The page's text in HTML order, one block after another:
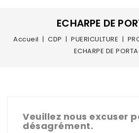
ECHARPE DE
Accueil CDP PUERICULTURE
ECHARPE DE
Veuillez nous excuser
désagrément.